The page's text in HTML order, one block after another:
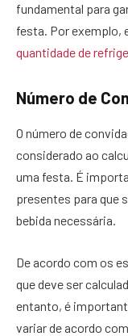
fundamental para
festa. Por exemplo,
quantidade de
Número de
O número de
considerado ao
uma festa. É
presentes para que
bebida necessária.
De acordo com os
que deve ser
entanto, é
variar de acordo